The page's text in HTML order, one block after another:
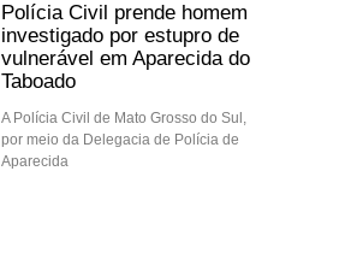
Polícia Civil prende homem
investigado por estupro de
vulnerável em Aparecida do
Taboado
A Polícia Civil de Mato Grosso do Sul,
por meio da Delegacia de Polícia de
Aparecida